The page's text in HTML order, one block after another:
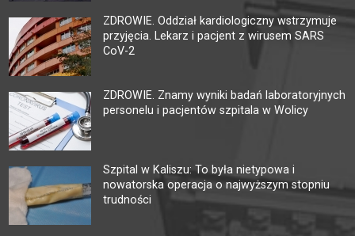
ZDROWIE. Oddział kardiologiczny wstrzymuje
przyjęcia. Lekarz i pacjent z wirusem SARS
CoV-2
ZDROWIE. Znamy wyniki badań laboratoryjnych
personelu i pacjentów szpitala w Wolicy
Szpital w Kaliszu: To była nietypowa i
nowatorska operacja o najwyższym stopniu
trudności